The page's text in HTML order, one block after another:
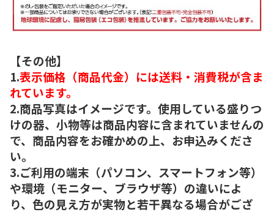
【その他】
1.表示価格（商品代金）には送料・消費税が含ま
れています。
2.商品写真はイメージです。使用している盛りつ
けの器、小物等は商品内容に含まれていませんの
で、商品内容をお確かめの上、お申込みくださ
い。
3.ご利用の端末（パソコン、スマートフォン等）
や環境（モニター、ブラウザ等）の違いによ
り、色の見え方が実物と若干異なる場合がござ